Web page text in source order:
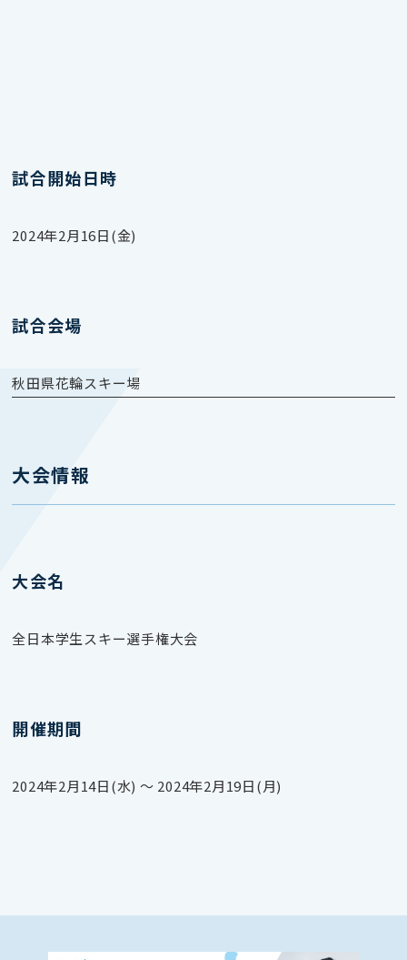
試合開始日時
2024年2月16日(金)
試合会場
秋田県花輪スキー場
大会情報
大会名
全日本学生スキー選手権大会
開催期間
2024年2月14日(水) 〜 2024年2月19日(月)